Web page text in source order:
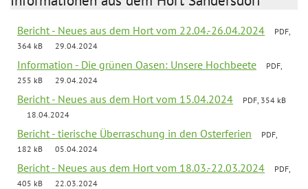
Bericht - Neues aus dem Hort vom 22.04.-26.04.2024
PDF,
364 kB
29.04.2024
Information - Die grünen Oasen: Unsere Hochbeete
PDF,
255 kB
29.04.2024
Bericht - Neues aus dem Hort vom 15.04.2024
PDF, 354 kB
18.04.2024
Bericht - tierische Überraschung in den Osterferien
PDF,
182 kB
05.04.2024
Bericht - Neues aus dem Hort vom 18.03.-22.03.2024
PDF,
405 kB
22.03.2024